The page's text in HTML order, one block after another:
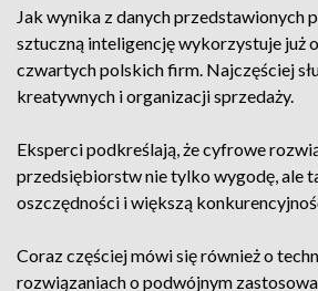
Jak wynika z danych przedstawionych
sztuczną inteligencję wykorzystuje już
czwartych polskich firm. Najczęściej
kreatywnych i organizacji sprzedaży.
Eksperci podkreślają, że cyfrowe
przedsiębiorstw nie tylko wygodę, ale
oszczędności i większą
Coraz częściej mówi się również o
rozwiązaniach o podwójnym